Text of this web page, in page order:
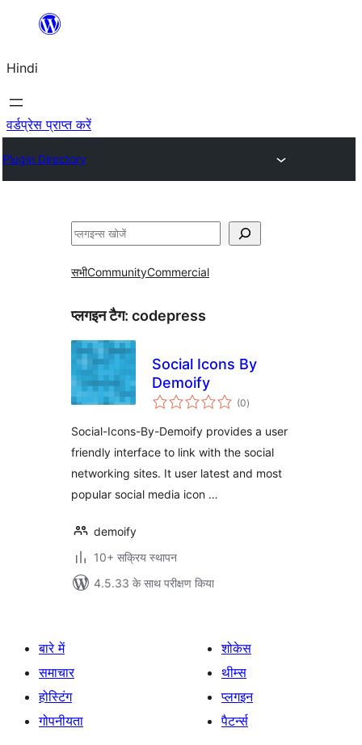
सामग्री
जाएं
Hindi
वर्डप्रेस प्राप्त करें
Plugin Directory
खोजें
सभीCommunityCommercial
प्लगइन टैग: codepress
Social Icons By
Demoify
(0कुल
दर)
Social-Icons-By-Demoify provides a user
friendly interface to link with the social
networking sites. It user latest and most
popular social media icon …
demoify
10+ सक्रिय स्थापन
4.5.33 के साथ परीक्षण किया
बारे में
समाचार
होस्टिंग
गोपनीयता
शोकेस
थीम्स
प्लगइन
पैटर्न्स